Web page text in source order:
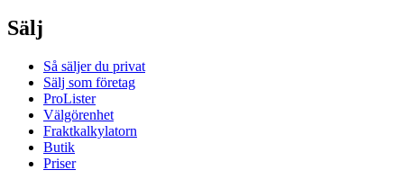
Sälj
Så säljer du privat
Sälj som företag
ProLister
Välgörenhet
Fraktkalkylatorn
Butik
Priser